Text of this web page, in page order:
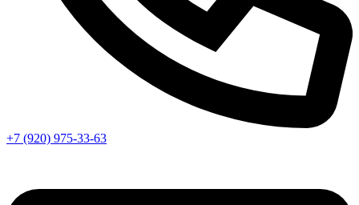
+7 (920) 975-33-63